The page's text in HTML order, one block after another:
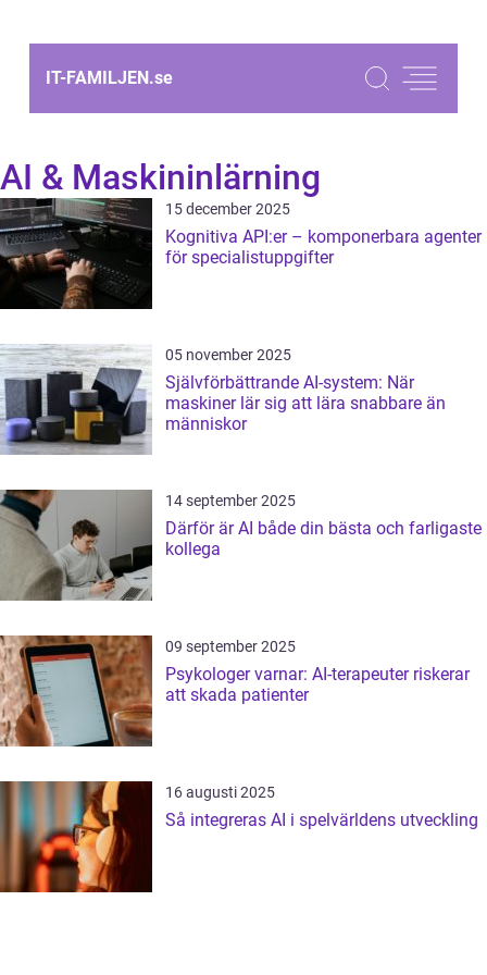
IT-FAMILJEN.se
AI & Maskininlärning
15 december 2025
Kognitiva API:er – komponerbara agenter
för specialistuppgifter
05 november 2025
Självförbättrande AI-system: När
maskiner lär sig att lära snabbare än
människor
14 september 2025
Därför är AI både din bästa och farligaste
kollega
09 september 2025
Psykologer varnar: AI-terapeuter riskerar
att skada patienter
16 augusti 2025
Så integreras AI i spelvärldens utveckling